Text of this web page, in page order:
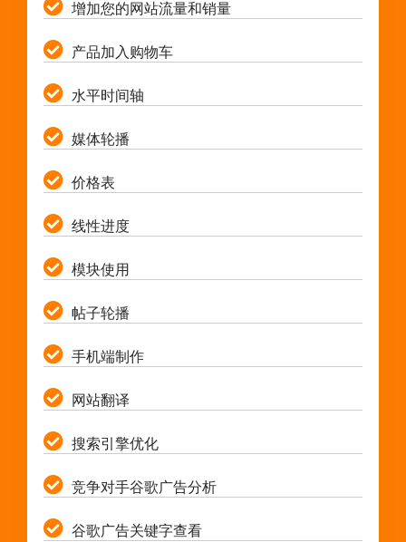
增加您的网站流量和销量
产品加入购物车
水平时间轴
媒体轮播
价格表
线性进度
模块使用
帖子轮播
手机端制作
网站翻译
搜索引擎优化
竞争对手谷歌广告分析
谷歌广告关键字查看